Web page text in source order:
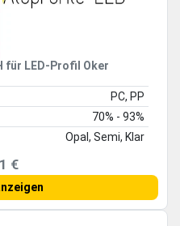
für LED-Profil Oker
PC, PP
70% - 93%
Opal, Semi, Klar
€